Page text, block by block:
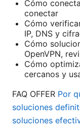
Cómo
conectar
Cómo
IP, DNS y
Cómo
OpenVPN,
Cómo
cercanos y
FAQ OFFER Por
soluciones
soluciones